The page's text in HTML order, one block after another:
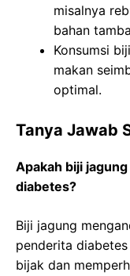
misalnya
bahan
Konsumsi
makan
optimal.
Tanya Jawab
Apakah biji
diabetes?
Biji jagung
penderita
bijak dan